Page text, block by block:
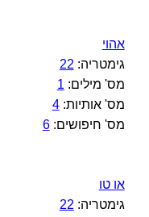
אהוי
גימטריה: 22
מס' מילים: 1
מס' אותיות:4
מס' חיפושים:6
או טו
גימטריה: 22